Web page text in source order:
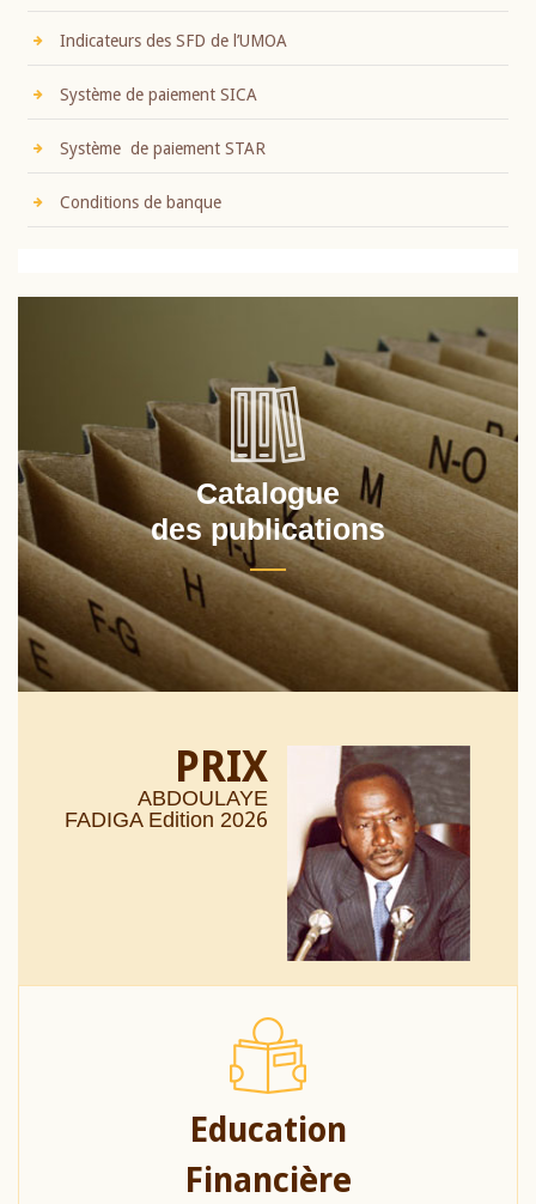
Indicateurs des SFD de l’UMOA
Système de paiement SICA
Système de paiement STAR
Conditions de banque
Catalogue
des publications
PRIX
ABDOULAYE
FADIGA Edition 2026
Education
Financière